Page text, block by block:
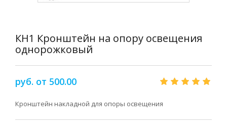
КН1 Кронштейн на опору освещения
однорожковый
руб. от 500.00
Кронштейн накладной для опоры освещения